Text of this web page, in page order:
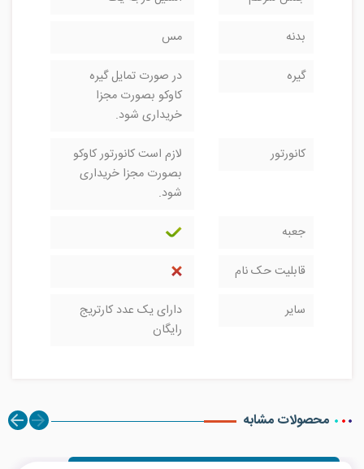
بدنه
مس
گیره
در صورت تمایل گیره
کاوکو بصورت مجزا
خریداری شود.
کانورتور
لازم است کانورتور کاوکو
بصورت مجزا خریداری
شود.
جعبه
قابلیت حک نام
سایر
دارای یک عدد کارتریج
رایگان
محصولات مشابه